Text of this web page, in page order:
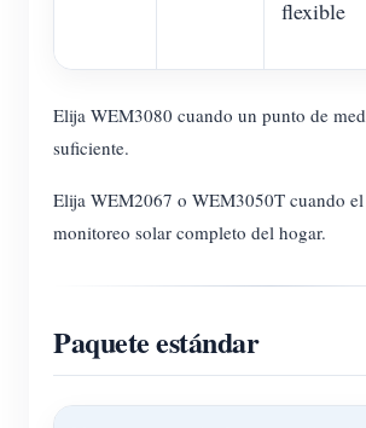
flexible
Elija WEM3080 cuando un punto de
suficiente.
Elija WEM2067 o WEM3050T cuando
monitoreo solar completo del hogar.
Paquete estándar